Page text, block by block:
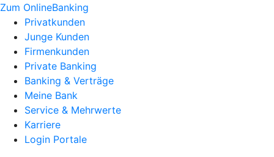
Zum OnlineBanking
Privatkunden
Junge Kunden
Firmenkunden
Private Banking
Banking & Verträge
Meine Bank
Service & Mehrwerte
Karriere
Login Portale